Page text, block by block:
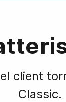
client
Classic.